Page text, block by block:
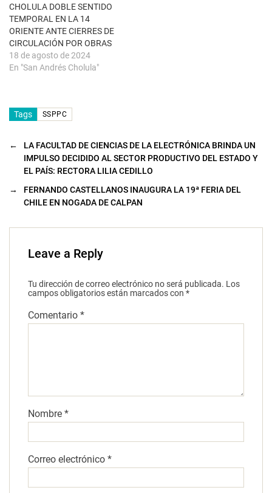
u
e
v
a
)
CHOLULA DOBLE SENTIDO
TEMPORAL EN LA 14
ORIENTE ANTE CIERRES DE
CIRCULACIÓN POR OBRAS
18 de agosto de 2024
En "San Andrés Cholula"
Tags SSPPC
←
LA FACULTAD DE CIENCIAS DE LA ELECTRÓNICA BRINDA UN
IMPULSO DECIDIDO AL SECTOR PRODUCTIVO DEL ESTADO Y
EL PAÍS: RECTORA LILIA CEDILLO
→
FERNANDO CASTELLANOS INAUGURA LA 19ª FERIA DEL
CHILE EN NOGADA DE CALPAN
Leave a Reply
Tu dirección de correo electrónico no será publicada. Los
campos obligatorios están marcados con *
Comentario *
Nombre *
Correo electrónico *